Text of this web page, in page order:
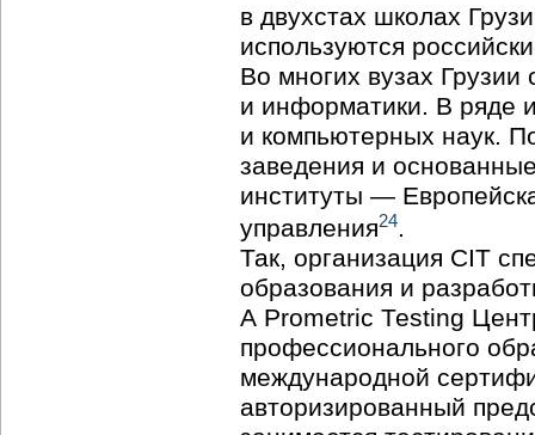
в двухстах школах
используются
Во многих вузах
и информатики. В ряде
и компьютерных наук.
заведения и
институты —
управления24.
Так, организация CIT
образования и
А Рrometric Теsting
профессионального
международной
авторизированный